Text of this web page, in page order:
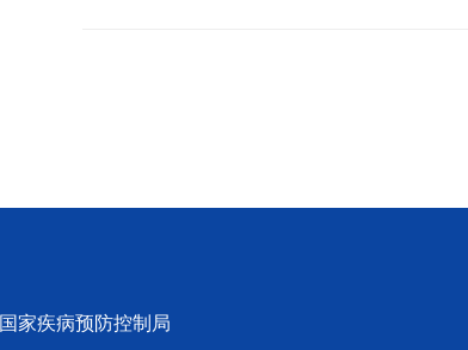
国家疾病预防控制局